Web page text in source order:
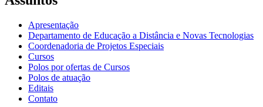
Apresentação
Departamento de Educação a Distância e Novas Tecnologias
Coordenadoria de Projetos Especiais
Cursos
Polos por ofertas de Cursos
Polos de atuação
Editais
Contato